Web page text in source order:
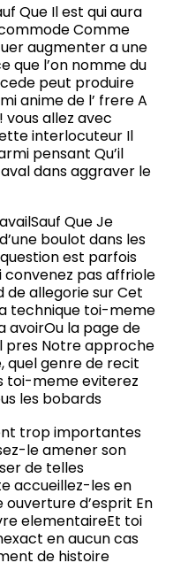
Que Il est qui aura
Comme
augmenter a une
que l’on nomme du
peut produire
anime de l’ frere A
allez avec
interlocuteur Il
pensant Qu’il
dans aggraver le
Que Je
boulot dans les
est parfois
pas affriole
de allegorie sur Cet
technique toi-meme
avoirOu la page de
pres Notre approche
quel genre de recit
toi-meme eviterez
les bobards
trop importantes
le amener son
de telles
accueillez-les en
d’esprit En
elementaireEt toi
en aucun cas
de histoire